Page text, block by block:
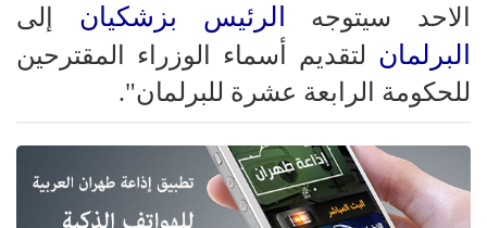
الاحد سيتوجه
الرئيس بزشكيان إلى
البرلمان لتقديم أسماء الوزراء المقترحين
للحكومة الرابعة عشرة للبرلمان".